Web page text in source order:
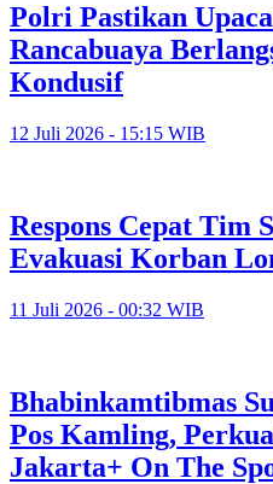
Polri Pastikan
Rancabuaya
Kondusif
12 Juli 2026 - 15:15 WIB
Respons Cepat Tim
Evakuasi Korban
11 Juli 2026 - 00:32 WIB
Bhabinkamtibmas
Pos Kamling,
Jakarta+ On The